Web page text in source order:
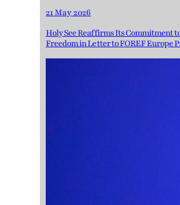
21 May 2026
Holy See Reaffirms Its Commitment
Freedom in Letter to FOREF Europe